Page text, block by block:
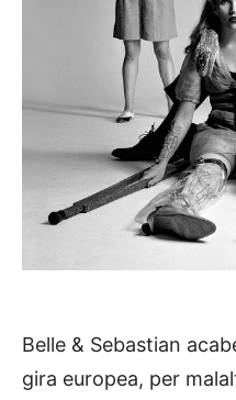
Belle & Sebastian
gira europea, per